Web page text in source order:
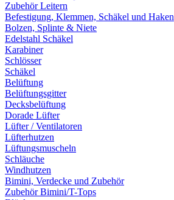
Zubehör Leitern
Befestigung, Klemmen, Schäkel und Haken
Bolzen, Splinte & Niete
Edelstahl Schäkel
Karabiner
Schlösser
Schäkel
Belüftung
Belüftungsgitter
Decksbelüftung
Dorade Lüfter
Lüfter / Ventilatoren
Lüfterhutzen
Lüftungsmuscheln
Schläuche
Windhutzen
Bimini, Verdecke und Zubehör
Zubehör Bimini/T-Tops